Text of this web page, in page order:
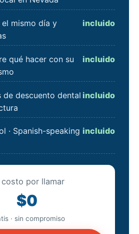
mismo día y
incluido
qué hacer con su
incluido
de descuento dental incluido
· Spanish-speaking incluido
costo por llamar
$0
· sin compromiso